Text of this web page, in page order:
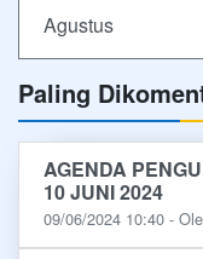
Agustus
Paling
AGENDA
10 JUNI 2024
09/06/2024 10:40 -